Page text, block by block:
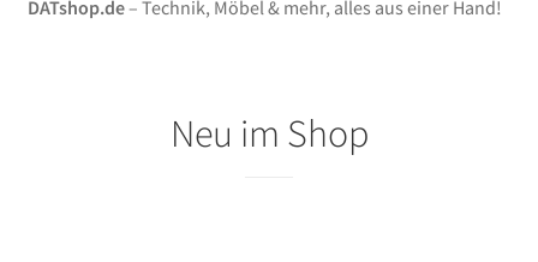
DATshop.de– Technik, Möbel & mehr, alles aus einer Hand!
Neu im Shop